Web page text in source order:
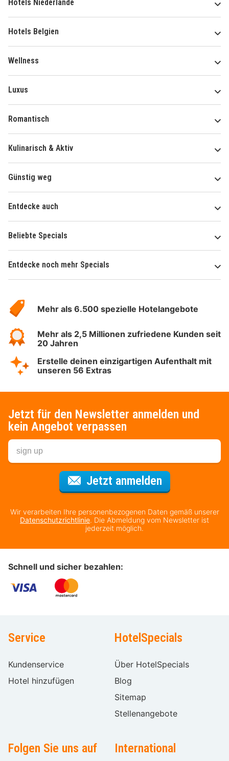
Hotels Niederlande
Hotels Belgien
Wellness
Luxus
Romantisch
Kulinarisch & Aktiv
Günstig weg
Entdecke auch
Beliebte Specials
Entdecke noch mehr Specials
Hotelspecials
Mehr als 6.500 spezielle Hotelangebote
Mehr als 2,5 Millionen zufriedene Kunden seit
20 Jahren
Erstelle deinen einzigartigen Aufenthalt mit
unseren 56 Extras
Jetzt für den Newsletter anmelden und
kein Angebot verpassen
Jetzt anmeldenFür den
Wir verarbeiten Ihre personenbezogenen Daten gemäß unserer
Datenschutzrichtlinie. Die Abmeldung vom Newsletter ist
jederzeit möglich.
Schnell und sicher bezahlen:
Service
Kundenservice
Hotel hinzufügen
HotelSpecials
Über HotelSpecials
Blog
Sitemap
Stellenangebote
Folgen Sie uns auf International